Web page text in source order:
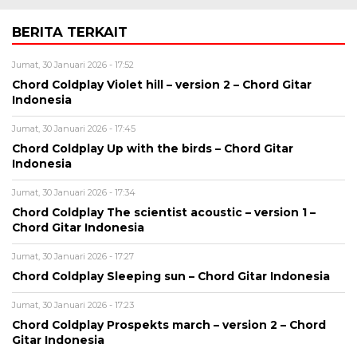
BERITA TERKAIT
Jumat, 30 Januari 2026 - 17:52
Chord Coldplay Violet hill – version 2 – Chord Gitar
Indonesia
Jumat, 30 Januari 2026 - 17:45
Chord Coldplay Up with the birds – Chord Gitar
Indonesia
Jumat, 30 Januari 2026 - 17:34
Chord Coldplay The scientist acoustic – version 1 –
Chord Gitar Indonesia
Jumat, 30 Januari 2026 - 17:27
Chord Coldplay Sleeping sun – Chord Gitar Indonesia
Jumat, 30 Januari 2026 - 17:23
Chord Coldplay Prospekts march – version 2 – Chord
Gitar Indonesia